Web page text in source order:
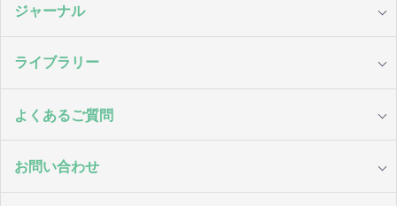
ジャーナル
ライブラリー
よくあるご質問
お問い合わせ